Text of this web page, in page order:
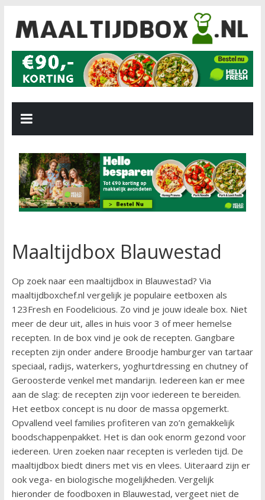
Maaltijdbox Blauwestad
Op zoek naar een maaltijdbox in Blauwestad? Via
maaltijdboxchef.nl vergelijk je populaire eetboxen als
123Fresh en Foodelicious. Zo vind je jouw ideale box. Niet
meer de deur uit, alles in huis voor 3 of meer hemelse
recepten. In de box vind je ook de recepten. Gangbare
recepten zijn onder andere Broodje hamburger van tartaar
speciaal, radijs, waterkers, yoghurtdressing en chutney of
Geroosterde venkel met mandarijn. Iedereen kan er mee
aan de slag: de recepten zijn voor iedereen te bereiden.
Het eetbox concept is nu door de massa opgemerkt.
Opvallend veel families profiteren van zo’n gemakkelijk
boodschappenpakket. Het is dan ook enorm gezond voor
iedereen. Uren zoeken naar recepten is verleden tijd. De
maaltijdbox biedt diners met vis en vlees. Uiteraard zijn er
ook vega- en biologische mogelijkheden. Vergelijk
hieronder de foodboxen in Blauwestad, vergeet niet de